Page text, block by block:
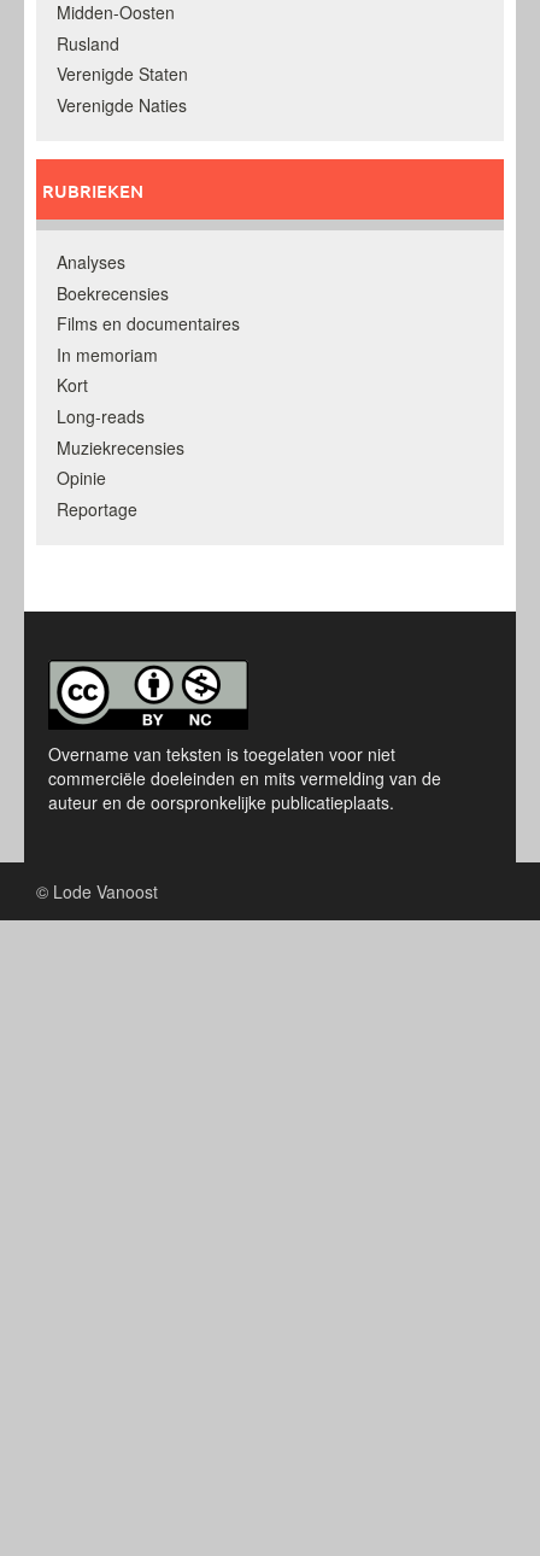
Midden-Oosten
Rusland
Verenigde Staten
Verenigde Naties
RUBRIEKEN
Analyses
Boekrecensies
Films en documentaires
In memoriam
Kort
Long-reads
Muziekrecensies
Opinie
Reportage
Overname van teksten is toegelaten voor niet
commerciële doeleinden en mits vermelding van de
auteur en de oorspronkelijke publicatieplaats.
© Lode Vanoost